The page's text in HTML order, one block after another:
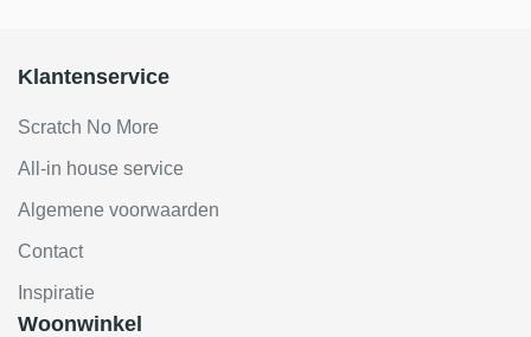
Klantenservice
Scratch No More
All-in house service
Algemene voorwaarden
Contact
Inspiratie
Woonwinkel